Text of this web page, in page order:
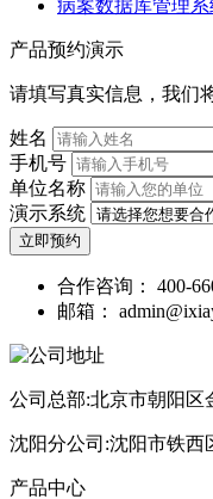
病案数据库管理系
产品预约演示
请填写真实信息，我们
姓名
手机号
单位名称
演示系统
立即预约
合作咨询： 400-
邮箱：
公司总部:北京市朝阳区
沈阳分公司:沈阳市铁西
产品中心